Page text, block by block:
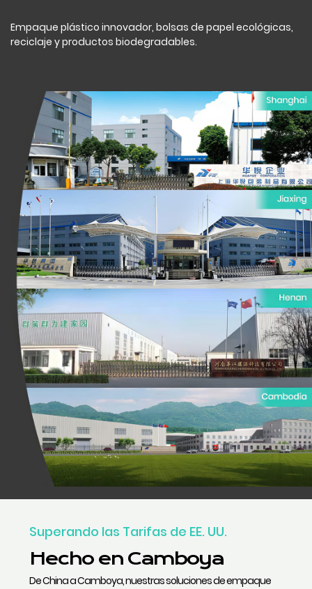
Empaque plástico innovador, bolsas de papel ecológicas,
reciclaje y productos biodegradables.
Superando las Tarifas de EE. UU.
Hecho en Camboya
De China a Camboya, nuestras soluciones de empaque